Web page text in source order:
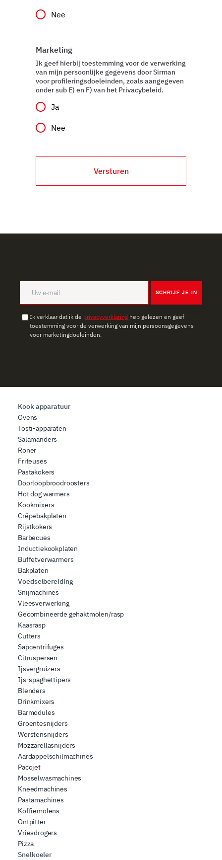
Utilizziamo i cookie per garantire che l’utente possa
media e per analizzare il nostro traffico. Condividiamo
inoltre informazioni sul modo in cui l’utente utilizza il
nostro sito con i nostri partner che si occupano di analisi
dei dati web, pubblicità e social media, i quali potrebbero
che hanno raccolto dal suo utilizzo dei loro servizi.
Nee
Marketing
Ik geef hierbij toestemming voor de verwerking
van mijn persoonlijke gegevens door Sirman
voor profileringsdoeleinden, zoals aangegeven
onder sub E) en F) van het Privacybeleid.
Ja
Nee
Versturen
SCHRIJF JE IN
Ik verklaar dat ik de privacyverklaring heb gelezen en geef
toestemming voor de verwerking van mijn persoonsgegevens
voor marketingdoeleinden.
Kook apparatuur
Ovens
Tosti-apparaten
Salamanders
Roner
Friteuses
Pastakokers
Doorloopbroodroosters
Hot dog warmers
Kookmixers
Crêpebakplaten
Rijstkokers
Barbecues
Inductiekookplaten
Buffetverwarmers
Bakplaten
Voedselbereiding
Snijmachines
Vleesverwerking
Gecombineerde gehaktmolen/rasp
Kaasrasp
Cutters
Sapcentrifuges
Citruspersen
Ijsvergruizers
Ijs-spaghettipers
Blenders
Drinkmixers
Barmodules
Groentesnijders
Worstensnijders
Mozzarellasnijders
Aardappelschilmachines
Pacojet
Mosselwasmachines
Kneedmachines
Pastamachines
Koffiemolens
Ontpitter
Vriesdrogers
Pizza
Snelkoeler